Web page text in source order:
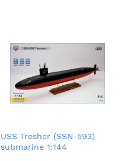
USS Tresher (SSN-593)
submarine 1:144